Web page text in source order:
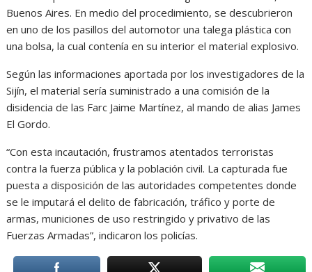
Buenos Aires. En medio del procedimiento, se descubrieron
en uno de los pasillos del automotor una talega plástica con
una bolsa, la cual contenía en su interior el material explosivo.
Según las informaciones aportada por los investigadores de la
Sijín, el material sería suministrado a una comisión de la
disidencia de las Farc Jaime Martínez, al mando de alias James
El Gordo.
“Con esta incautación, frustramos atentados terroristas
contra la fuerza pública y la población civil. La capturada fue
puesta a disposición de las autoridades competentes donde
se le imputará el delito de fabricación, tráfico y porte de
armas, municiones de uso restringido y privativo de las
Fuerzas Armadas”, indicaron los policías.